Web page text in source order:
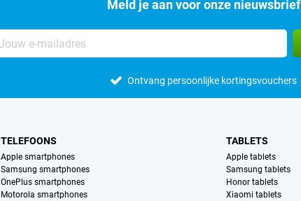
Meld je aan voor onze nieuwsbrief
Ontvang persoonlijke kortingsvouchers
TELEFOONS
Apple smartphones
Samsung smartphones
OnePlus smartphones
Motorola smartphones
TABLETS
Apple tablets
Samsung tablets
Honor tablets
Xiaomi tablets